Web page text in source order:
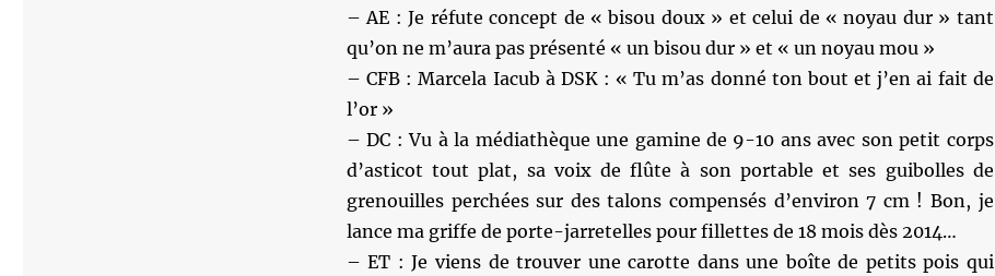
– AE : Je réfute concept de « bisou doux » et celui de « noyau dur » tant
qu’on ne m’aura pas présenté « un bisou dur » et « un noyau mou »
– CFB : Marcela Iacub à DSK : « Tu m’as donné ton bout et j’en ai fait de
l’or »
– DC : Vu à la médiathèque une gamine de 9-10 ans avec son petit corps
d’asticot tout plat, sa voix de flûte à son portable et ses guibolles de
grenouilles perchées sur des talons compensés d’environ 7 cm ! Bon, je
lance ma griffe de porte-jarretelles pour fillettes de 18 mois dès 2014…
– ET : Je viens de trouver une carotte dans une boîte de petits pois qui